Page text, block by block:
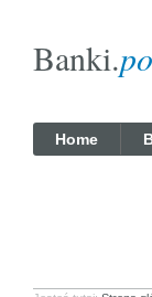
Banki.
Home